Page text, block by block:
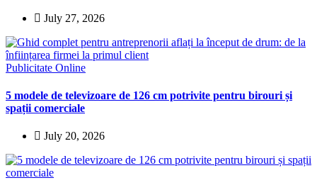
July 27, 2026
Publicitate Online
5 modele de televizoare de 126 cm potrivite pentru birouri și
spații comerciale
July 20, 2026